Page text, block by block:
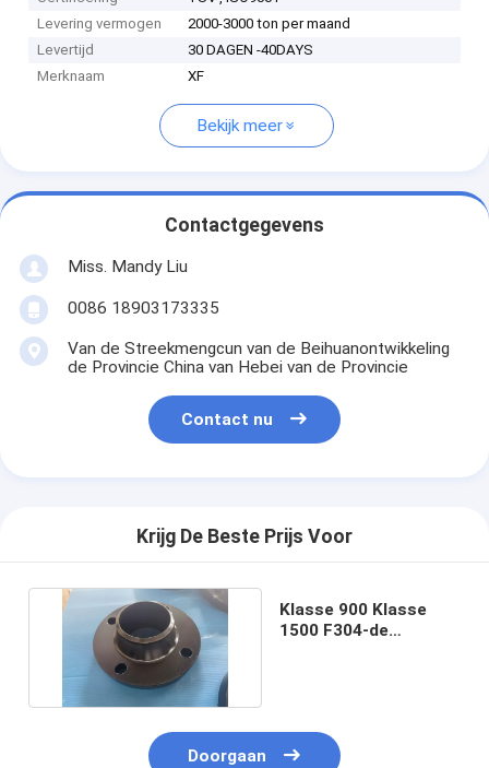
Levering vermogen
2000-3000 ton per maand
Levertijd
30 DAGEN -40DAYS
Merknaam
XF
Bekijk meer
Contactgegevens
Miss. Mandy Liu
0086 18903173335
Van de Streekmengcun van de Beihuanontwikkeling
de Provincie China van Hebei van de Provincie
Contact nu
Krijg De Beste Prijs Voor
Klasse 900 Klasse
1500 F304-de
Doorgaan